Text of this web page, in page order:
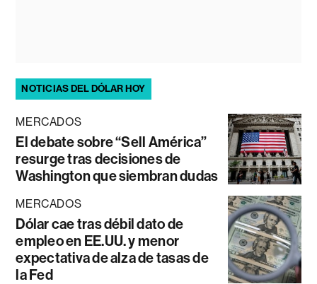
NOTICIAS DEL DÓLAR HOY
MERCADOS
El debate sobre “Sell América”
resurge tras decisiones de
Washington que siembran dudas
MERCADOS
Dólar cae tras débil dato de
empleo en EE.UU. y menor
expectativa de alza de tasas de
la Fed